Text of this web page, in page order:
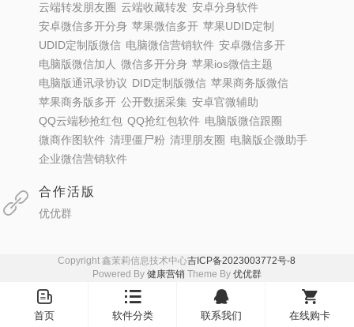
云端转发朋友圈 云端收藏转发 安卓分身软件
安卓微信多开分身 苹果微信多开 苹果UDID定制
UDID定制版微信 电脑微信营销软件 安卓微信多开
电脑版微信加人 微信多开分身 苹果ios微信主题
电脑版通讯录协议 DID定制版微信 苹果商务版微信
苹果商务版多开 公开数据采集 安卓官微辅助
QQ云端秒抢红包 QQ抢红包软件 电脑版微信跟圈
微商作图软件 清理僵尸粉 清理朋友圈 电脑版企微助手
企业微信营销软件
合作活版
优优群
Copyright 鑫茉莉信息技术中心吉ICP备2023003772号-8
Powered By 健康营销Theme By 优优群
󦤹
首页
󦏉
软件分类
󦗙
联系我们
󦐹
在线购卡